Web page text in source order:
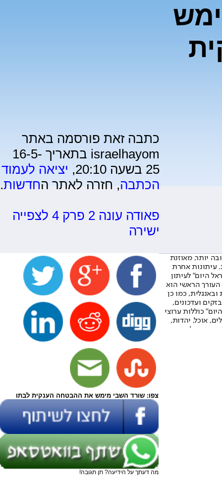
כתבה זאת פורסמה באתר
israelhayom בתאריך 16-5-
25 בשעה 20:10,
יציאה לעמוד
הכתבה, חזרה לאתר החדשות.
פאודה עונה 2 פרק 4 לצפייה
ישירה
צפו: שורד השבי מימש את ההבטחה הענקית לבתו
מה דעתך על הידיעה? תן תגובה!